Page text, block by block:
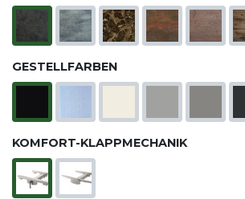
GESTELLFARBEN
KOMFORT-KLAPPMECHANIK